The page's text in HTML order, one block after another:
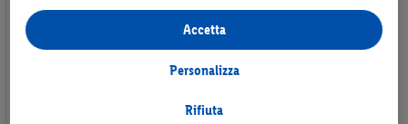
Italia - Puglia
statistiche o per realizzare pubblicità personalizzate all’interno
e all’esterno dei servizi Lidl. Se partecipi al programma Lidl Plus,
per tali finalità vengono trattati anche dati riguardanti il tuo
Selezionando “Personalizza” puoi consentire solo alcune
Rifiuta
Personalizza
Accetta